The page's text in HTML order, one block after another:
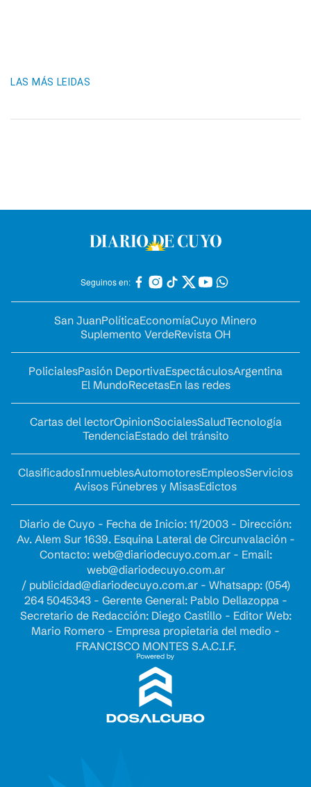
LAS MÁS LEIDAS
Seguinos en:
San JuanPolíticaEconomíaCuyo Minero
Suplemento VerdeRevista OH
PolicialesPasión DeportivaEspectáculosArgentina
El MundoRecetasEn las redes
Cartas del lectorOpinionSocialesSaludTecnología
TendenciaEstado del tránsito
ClasificadosInmueblesAutomotoresEmpleosServicios
Avisos Fúnebres y MisasEdictos
Diario de Cuyo - Fecha de Inicio: 11/2003 - Dirección:
Av. Alem Sur 1639. Esquina Lateral de Circunvalación -
Contacto: web@diariodecuyo.com.ar- Email:
web@diariodecuyo.com.ar
/ publicidad@diariodecuyo.com.ar- Whatsapp: (054)
264 5045343 - Gerente General: Pablo Dellazoppa -
Secretario de Redacción: Diego Castillo - Editor Web:
Mario Romero - Empresa propietaria del medio -
FRANCISCO MONTES S.A.C.I.F.